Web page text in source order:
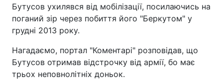
Бутусов ухилявся від мобілізації, посилаючись на
поганий зір через побиття його "Беркутом" у
грудні 2013 року.
Нагадаємо, портал "Коментарі" розповідав, що
Бутусов отримав відстрочку від армії, бо має
трьох неповнолітніх доньок.